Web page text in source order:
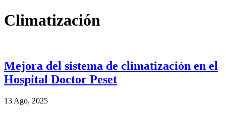
Climatización
Mejora del sistema de climatización en el
Hospital Doctor Peset
13 Ago, 2025